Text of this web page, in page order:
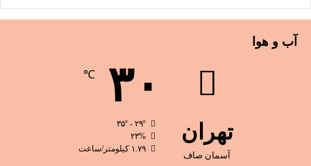
آب و هوا
تهران
آسمان صاف
۳۰ ℃
۳۵º - ۲۹º
۲۳%
۱.۷۹ کیلومتر/ساعت